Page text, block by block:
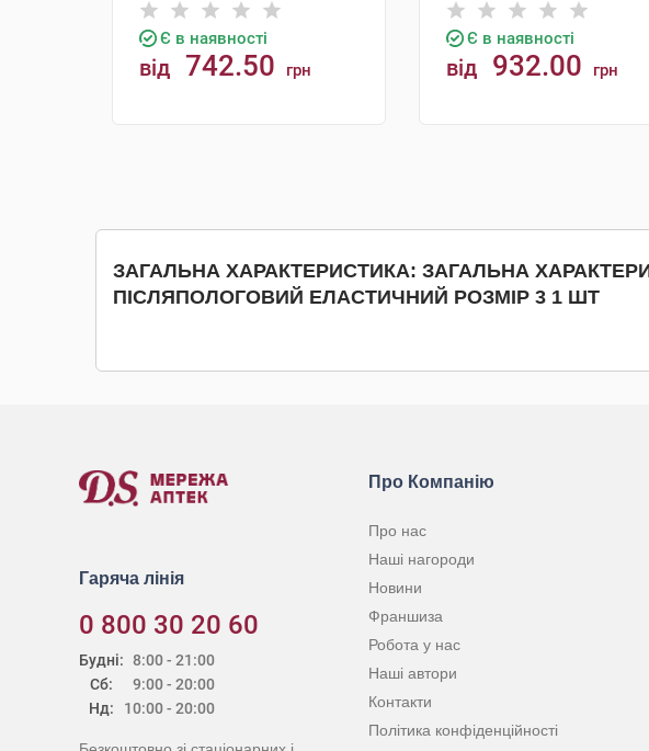
Є в наявності
від 742.50 грн
Є в наявності
від 932.00 грн
ЗАГАЛЬНА ХАРАКТЕРИСТИКА: ЗАГАЛЬНА
ПІСЛЯПОЛОГОВИЙ ЕЛАСТИЧНИЙ РОЗМІР 3 1 ШТ
Гаряча лінія
0 800 30 20 60
Будні:
Сб:
Нд:
8:00 - 21:00
9:00 - 20:00
10:00 - 20:00
Про Компанію
Про нас
Наші нагороди
Новини
Франшиза
Робота у нас
Наші автори
Контакти
Політика конфіденційності